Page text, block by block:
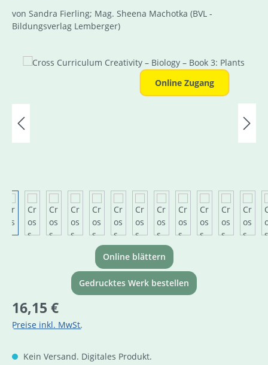
von Sandra Fierling; Mag. Sheena Machotka (BVL -
Bildungsverlag Lemberger)
Bildergalerie überspringen
Online Zugang
Online blättern
Gedrucktes Werk bestellen
Regulärer Preis:
16,15 €
Preise inkl. MwSt.
Kein Versand. Digitales Produkt.